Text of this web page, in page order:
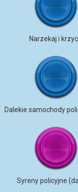
Narzekaj i
Syreny policyjne